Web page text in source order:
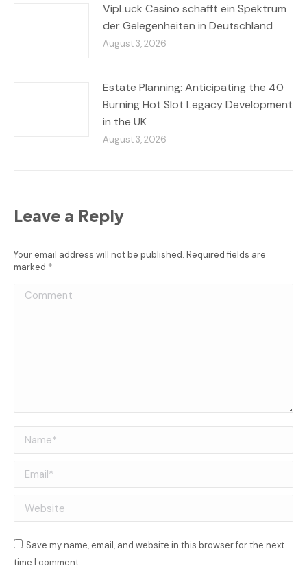
VipLuck Casino schafft ein Spektrum
der Gelegenheiten in Deutschland
August 3, 2026
Estate Planning: Anticipating the 40
Burning Hot Slot Legacy Development
in the UK
August 3, 2026
Leave a Reply
Your email address will not be published. Required fields are
marked *
Comment
Name *
Email *
Website
Save my name, email, and website in this browser for the next
time I comment.